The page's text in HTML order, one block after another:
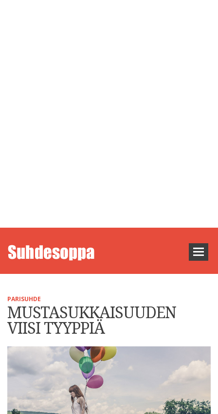
PARISUHDE
MUSTASUKKAISUUDEN
VIISI TYYPPIÄ